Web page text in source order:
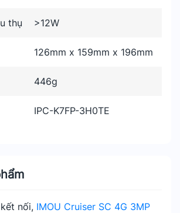
nối, IMOU Cruiser SC 4G 3MP
thụ >12W
126mm x 159mm x 196mm
446g
IPC-K7FP-3H0TE